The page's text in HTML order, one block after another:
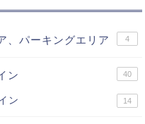
、パーキングエリア 4
ン 40
ン 14